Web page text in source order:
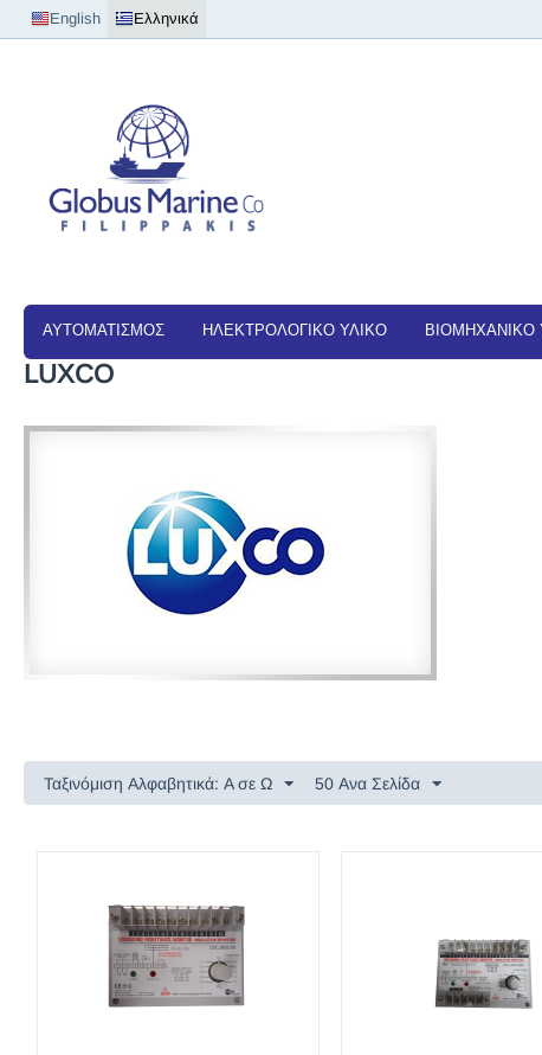
English Ελληνικά
ΑΥΤΟΜΑΤΙΣΜΟΣ ΗΛΕΚΤΡΟΛΟΓΙΚΟ ΥΛΙΚΟ ΒΙΟΜΗΧΑΝΙΚΟ
LUXCO
Ταξινόμιση Αλφαβητικά: A σε Ω 50 Ανα Σελίδα